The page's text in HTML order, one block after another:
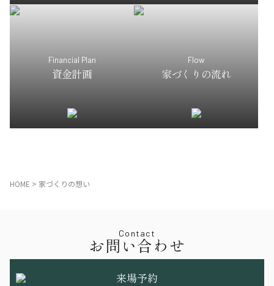
Financial Plan
資金計画
Flow
家づくりの流れ
HOME > 家づくりの想い
Contact
お問い合わせ
来場予約